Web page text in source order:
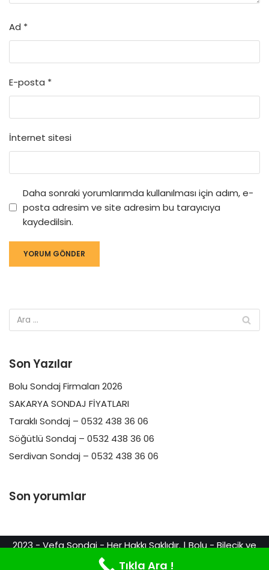
Ad *
E-posta *
İnternet sitesi
Daha sonraki yorumlarımda kullanılması için adım, e-
posta adresim ve site adresim bu tarayıcıya
kaydedilsin.
Son Yazılar
Bolu Sondaj Firmaları 2026
SAKARYA SONDAJ FİYATLARI
Taraklı Sondaj – 0532 438 36 06
Söğütlü Sondaj – 0532 438 36 06
Serdivan Sondaj – 0532 438 36 06
Son yorumlar
2023 - Vefa Sondaj - Her Hakkı Saklıdır. | Bolu - Bilecik ve
Sakarya Sondaj Hizmetleri. Web Tasarım & Reklam
Tıkla Ara !